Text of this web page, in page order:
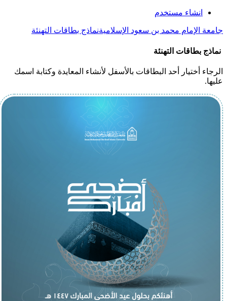
انشاء مستخدم
جامعة الإمام محمد بن سعود الإسلاميةنماذج بطاقات التهنئة
نماذج بطاقات التهنئة
الرجاء أختيار أحد البطاقات بالأسفل لأنشاء المعايدة وكتابة اسمك
عليها.